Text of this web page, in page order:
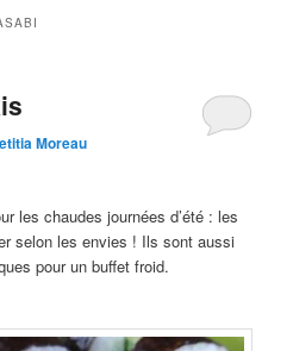
Moreau
les chaudes journées d’été : les
selon les envies ! Ils sont aussi
pour un buffet froid.